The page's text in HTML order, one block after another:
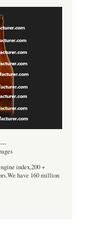
index,200 +
have 160 million